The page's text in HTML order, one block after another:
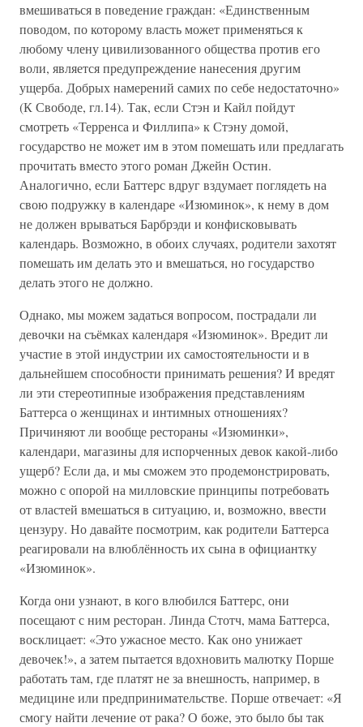
вмешиваться в поведение граждан: «Единственным
поводом, по которому власть может применяться к
любому члену цивилизованного общества против его
воли, является предупреждение нанесения другим
ущерба. Добрых намерений самих по себе недостаточно»
(К Свободе, гл.14). Так, если Стэн и Кайл пойдут
смотреть «Терренса и Филлипа» к Стэну домой,
государство не может им в этом помешать или предлагать
прочитать вместо этого роман Джейн Остин.
Аналогично, если Баттерс вдруг вздумает поглядеть на
свою подружку в календаре «Изюминок», к нему в дом
не должен врываться Барбрэди и конфисковывать
календарь. Возможно, в обоих случаях, родители захотят
помешать им делать это и вмешаться, но государство
делать этого не должно.
Однако, мы можем задаться вопросом, пострадали ли
девочки на съёмках календаря «Изюминок». Вредит ли
участие в этой индустрии их самостоятельности и в
дальнейшем способности принимать решения? И вредят
ли эти стереотипные изображения представлениям
Баттерса о женщинах и интимных отношениях?
Причиняют ли вообще рестораны «Изюминки»,
календари, магазины для испорченных девок какой-либо
ущерб? Если да, и мы сможем это продемонстрировать,
можно с опорой на милловские принципы потребовать
от властей вмешаться в ситуацию, и, возможно, ввести
цензуру. Но давайте посмотрим, как родители Баттерса
реагировали на влюблённость их сына в официантку
«Изюминок».
Когда они узнают, в кого влюбился Баттерс, они
посещают с ним ресторан. Линда Стотч, мама Баттерса,
восклицает: «Это ужасное место. Как оно унижает
девочек!», а затем пытается вдохновить малютку Порше
работать там, где платят не за внешность, например, в
медицине или предпринимательстве. Порше отвечает: «Я
смогу найти лечение от рака? О боже, это было бы так